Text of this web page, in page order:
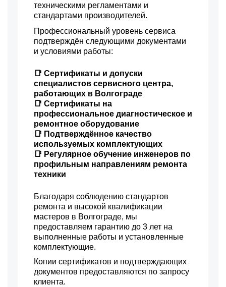
техническими регламентами и
стандартами производителей.
Профессиональный уровень сервиса
подтверждён следующими документами
и условиями работы:
📑 Сертификаты и допуски
специалистов сервисного центра,
работающих в Волгограде
📑 Сертификаты на
профессиональное диагностическое и
ремонтное оборудование
📑 Подтверждённое качество
используемых комплектующих
📑 Регулярное обучение инженеров по
профильным направлениям ремонта
техники
Благодаря соблюдению стандартов
ремонта и высокой квалификации
мастеров в Волгограде, мы
предоставляем гарантию до 3 лет на
выполненные работы и установленные
комплектующие.
Копии сертификатов и подтверждающих
документов предоставляются по запросу
клиента.